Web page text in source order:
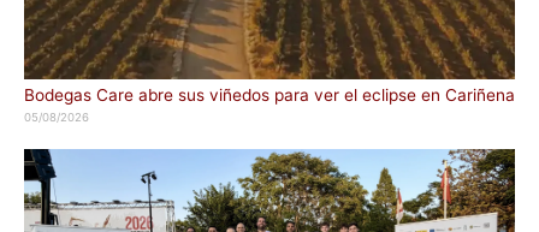
Bodegas Care abre sus viñedos para ver el eclipse en Cariñena
05/08/2026